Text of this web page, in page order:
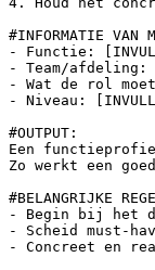
#INFORMATIE VAN
- Functie:
- Team/afdeling:
- Wat de rol
- Niveau:
#OUTPUT:
Een
Zo werkt een
#BELANGRIJKE
- Begin bij het
- Scheid must-
- Concreet en